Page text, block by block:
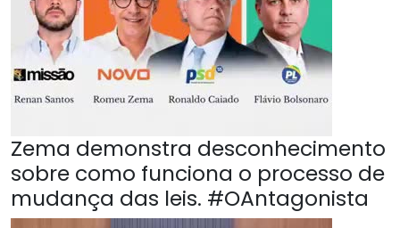
Zema demonstra desconhecimento
sobre como funciona o processo de
mudança das leis. #OAntagonista